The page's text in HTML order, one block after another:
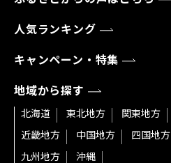
人気ランキング
キャンペーン・特集
地域から探す
北海道 東北地方 関東地方
近畿地方
中国地方
四国地方
九州地方
沖縄